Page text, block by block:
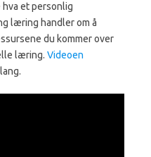
et personlig
læring handler om å
du kommer over
læring. Videoen